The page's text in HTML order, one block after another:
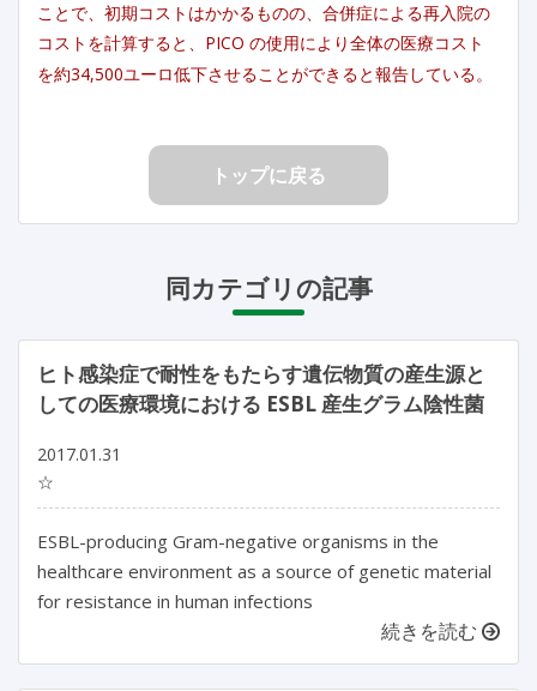
ことで、初期コストはかかるものの、合併症による再入院の
コストを計算すると、PICO の使用により全体の医療コスト
を約34,500ユーロ低下させることができると報告している。
トップに戻る
同カテゴリの記事
ヒト感染症で耐性をもたらす遺伝物質の産生源と
しての医療環境における ESBL 産生グラム陰性菌
2017.01.31
☆
ESBL-producing Gram-negative organisms in the
healthcare environment as a source of genetic material
for resistance in human infections
続きを読む